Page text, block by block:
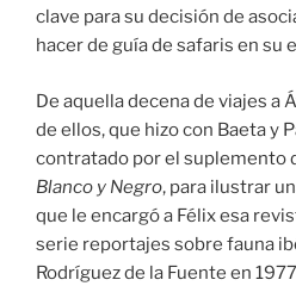
clave para su decisión de
hacer de guía de safaris en su
De aquella decena de viajes a
de ellos, que hizo con Baeta y
contratado por el suplemento
Blanco y Negro, para ilustrar
que le encargó a Félix esa
serie reportajes sobre fauna
Rodríguez de la Fuente en